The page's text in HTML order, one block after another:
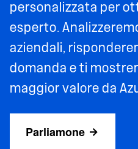
personalizzata per
esperto.
aziendali,
domanda e ti
maggior valore da
Parliamone